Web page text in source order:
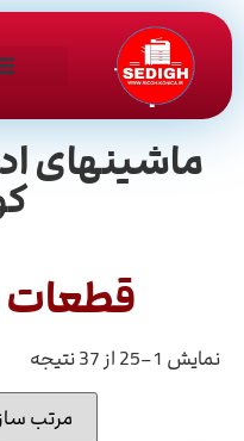
ماشینهای
قطعات
نمایش 1–25 از 37 نتیجه